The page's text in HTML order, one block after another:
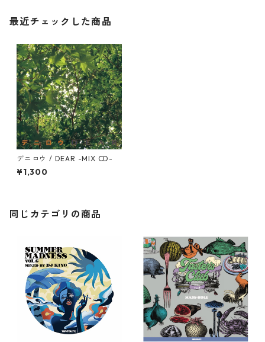
最近チェックした商品
デニロウ / DEAR -MIX CD-
¥1,300
同じカテゴリの商品